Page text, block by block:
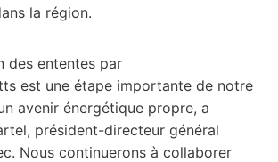
la région.
des ententes par
est une étape importante de notre
avenir énergétique propre, a
président-directeur général
Nous continuerons à collaborer